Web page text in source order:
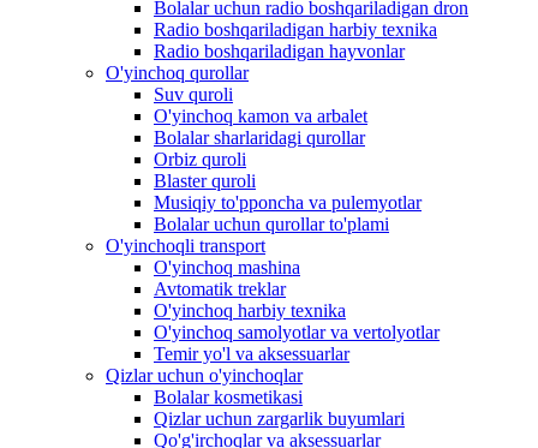
Bolalar uchun radio boshqariladigan dron
Radio boshqariladigan harbiy texnika
Radio boshqariladigan hayvonlar
O'yinchoq qurollar
Suv quroli
O'yinchoq kamon va arbalet
Bolalar sharlaridagi qurollar
Orbiz quroli
Blaster quroli
Musiqiy to'pponcha va pulemyotlar
Bolalar uchun qurollar to'plami
O'yinchoqli transport
O'yinchoq mashina
Avtomatik treklar
O'yinchoq harbiy texnika
O'yinchoq samolyotlar va vertolyotlar
Temir yo'l va aksessuarlar
Qizlar uchun o'yinchoqlar
Bolalar kosmetikasi
Qizlar uchun zargarlik buyumlari
Qo'g'irchoqlar va aksessuarlar